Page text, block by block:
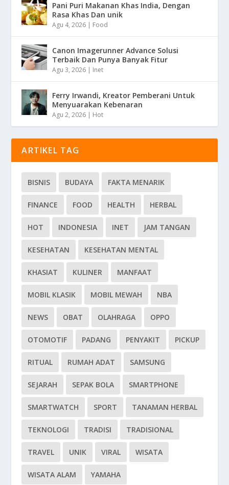
Pani Puri Makanan Khas India, Dengan
Rasa Khas Dan unik
Agu 4, 2026 | Food
Canon Imagerunner Advance Solusi
Terbaik Dan Punya Banyak Fitur
Agu 3, 2026 | Inet
Ferry Irwandi, Kreator Pemberani Untuk
Menyuarakan Kebenaran
Agu 2, 2026 | Hot
ARTIKEL TAG
BISNIS BUDAYA FAKTA MENARIK
FINANCE FOOD HEALTH HERBAL
HOT INDONESIA INET JAM TANGAN
KESEHATAN KESEHATAN MENTAL
KHASIAT KULINER MANFAAT
MOBIL KLASIK MOBIL MEWAH NBA
NEWS OBAT OLAHRAGA OPPO
OTOMOTIF PADANG PENYAKIT PICKUP
RITUAL RUMAH ADAT SAMSUNG
SEJARAH SEPAK BOLA SMARTPHONE
SMARTWATCH SPORT TANAMAN HERBAL
TEKNOLOGI TRADISI TRADISIONAL
TRAVEL UNIK VIRAL WISATA
WISATA ALAM YAMAHA